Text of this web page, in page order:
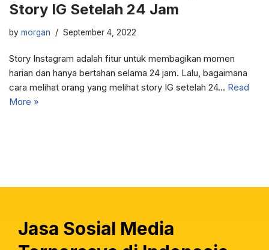
Story IG Setelah 24 Jam
by morgan September 4, 2022
Story Instagram adalah fitur untuk membagikan momen
harian dan hanya bertahan selama 24 jam. Lalu, bagaimana
cara melihat orang yang melihat story IG setelah 24… Read
More »
Jasa Sosial Media